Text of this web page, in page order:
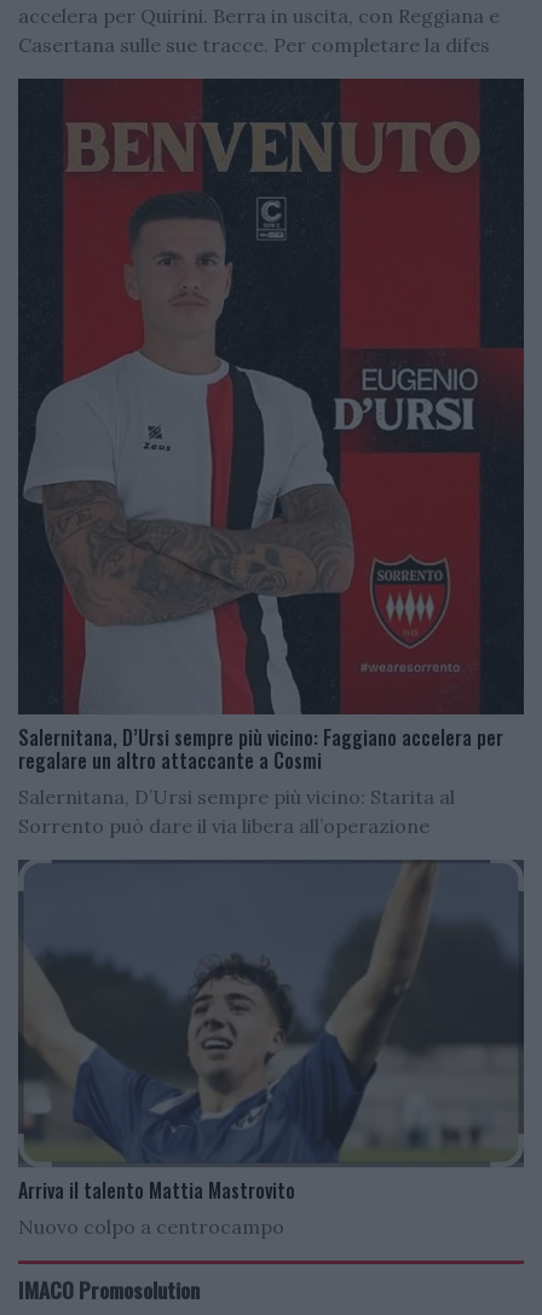
accelera per Quirini. Berra in uscita, con Reggiana e
Casertana sulle sue tracce. Per completare la difes
Salernitana, D’Ursi sempre più vicino: Faggiano accelera per
regalare un altro attaccante a Cosmi
Salernitana, D’Ursi sempre più vicino: Starita al
Sorrento può dare il via libera all’operazione
Arriva il talento Mattia Mastrovito
Nuovo colpo a centrocampo
IMACO Promosolution